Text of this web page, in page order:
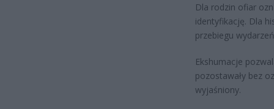
Dla rodzin ofiar
identyfikację. Dla
przebiegu
Ekshumacje
pozostawały bez
wyjaśniony.